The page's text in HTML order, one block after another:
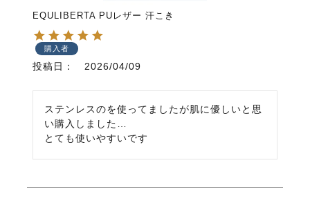
EQULIBERTA PUレザー 汗こき
購入者
投稿日 2026/04/09
ステンレスのを使ってましたが肌に優しいと思
い購入しました…
とても使いやすいです